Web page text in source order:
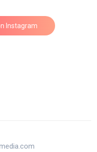
Instagram